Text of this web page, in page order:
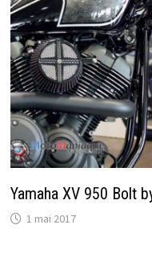
Yamaha XV 950 Bolt
1 mai 2017